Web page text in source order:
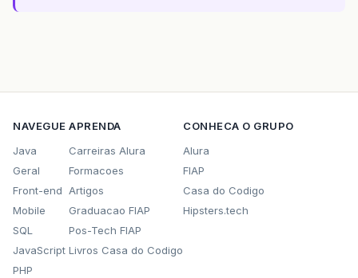
NAVEGUE
Java
Geral
Front-end
Mobile
SQL
JavaScript
PHP
APRENDA
Carreiras Alura
Formacoes
Artigos
Graduacao FIAP
Pos-Tech FIAP
Livros Casa do Codigo
CONHECA O GRUPO
Alura
FIAP
Casa do Codigo
Hipsters.tech